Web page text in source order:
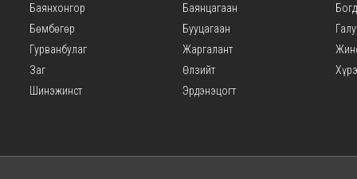
Баянхонгор
Баянцагаан
Богд
Бөмбөгөр
Бууцагаан
Гурванбулаг
Жаргалант
Заг
Өлзийт
Шинэжинст
Эрдэнэцогт